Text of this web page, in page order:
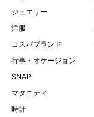
ジュエリー
洋服
コスパブランド
行事・オケージョン
SNAP
マタニティ
時計